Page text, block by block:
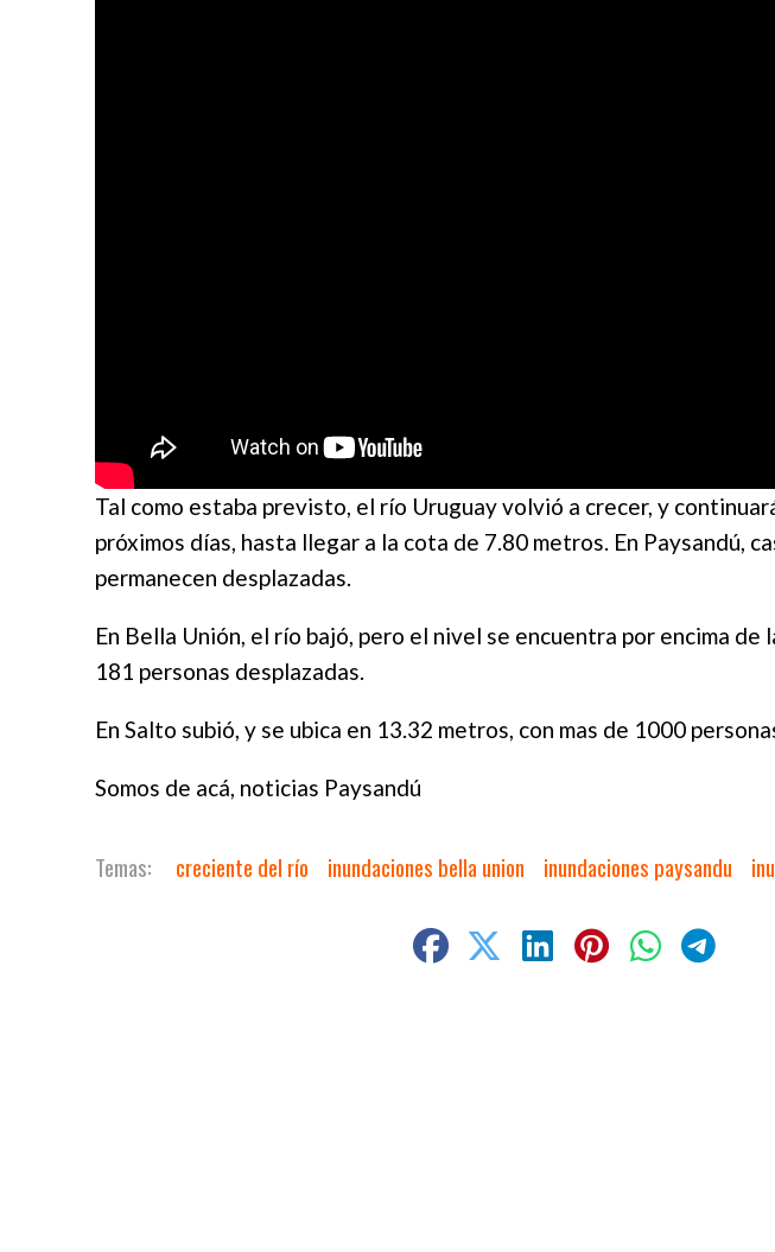
Tal como estaba previsto, el río Uruguay volvió a crecer, y
próximos días, hasta llegar a la cota de 7.80 metros. En Paysandú,
permanecen desplazadas.
En Bella Unión, el río bajó, pero el nivel se encuentra por encima de
181 personas desplazadas.
En Salto subió, y se ubica en 13.32 metros, con mas de 1000
Somos de acá, noticias Paysandú
creciente del río inundaciones bella union inundaciones paysandu